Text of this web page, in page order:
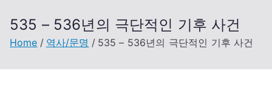
535 – 536년의 극단적인 기후 사건
Home 역사/문명 535 – 536년의 극단적인 기후 사건